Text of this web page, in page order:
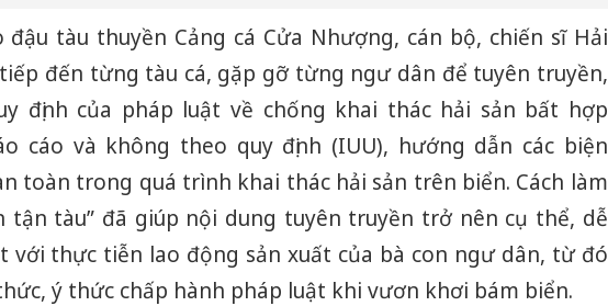
đậu tàu thuyền Cảng cá Cửa Nhượng, cán bộ, chiến sĩ Hải
đến từng tàu cá, gặp gỡ từng ngư dân để tuyên truyền,
định của pháp luật về chống khai thác hải sản bất hợp
cáo và không theo quy định (IUU), hướng dẫn các biện
toàn trong quá trình khai thác hải sản trên biển. Cách làm
tận tàu” đã giúp nội dung tuyên truyền trở nên cụ thể, dễ
với thực tiễn lao động sản xuất của bà con ngư dân, từ đó
ý thức chấp hành pháp luật khi vươn khơi bám biển.